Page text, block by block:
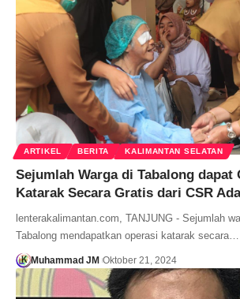
ARTIKEL BERITA KALIMANTAN SELATAN
Sejumlah Warga di Tabalong dapat
Katarak Secara Gratis dari CSR
lenterakalimantan.com, TANJUNG - Sejumlah
Tabalong mendapatkan operasi katarak secara…
Muhammad JM Oktober 21, 2024